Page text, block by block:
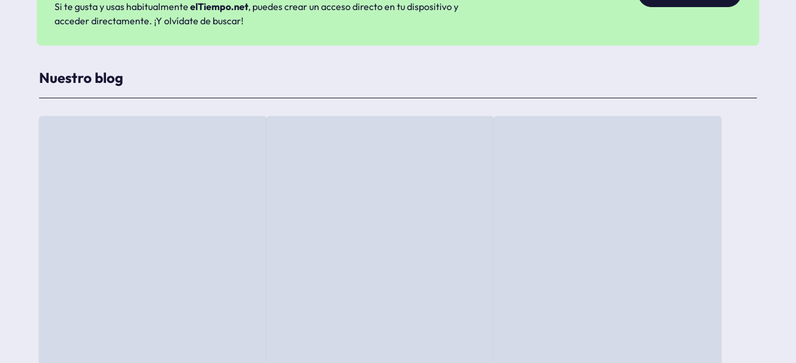
Si te gusta y usas habitualmente elTiempo.net, puedes crear un acceso directo en tu dispositivo y
acceder directamente. ¡Y olvídate de buscar!
Nuestro blog